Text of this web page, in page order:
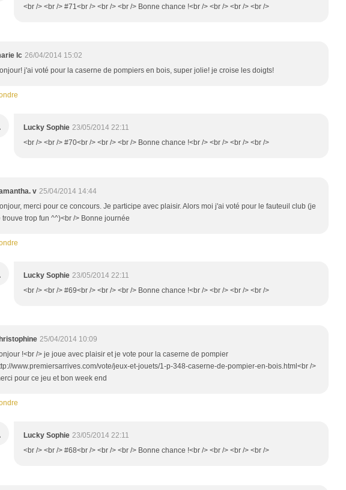
<br /> <br /> #71<br /> <br /> <br /> Bonne chance !<br /> <br /> <br /> <br />
lc 26/04/2014 15:02
j'ai voté pour la caserne de pompiers en bois, super jolie! je croise les doigts!
Lucky Sophie 23/05/2014 22:11
<br /> <br /> #70<br /> <br /> <br /> Bonne chance !<br /> <br /> <br /> <br />
v 25/04/2014 14:44
merci pour ce concours. Je participe avec plaisir. Alors moi j'ai voté pour le fauteuil club (je
trouve trop fun ^^)<br /> Bonne journée
Lucky Sophie 23/05/2014 22:11
<br /> <br /> #69<br /> <br /> <br /> Bonne chance !<br /> <br /> <br /> <br />
25/04/2014 10:09
!<br /> je joue avec plaisir et je vote pour la caserne de pompier
www.premiersarrives.com/vote/jeux-et-jouets/1-p-348-caserne-de-pompier-en-bois.html<br />
pour ce jeu et bon week end
Lucky Sophie 23/05/2014 22:11
<br /> <br /> #68<br /> <br /> <br /> Bonne chance !<br /> <br /> <br /> <br />